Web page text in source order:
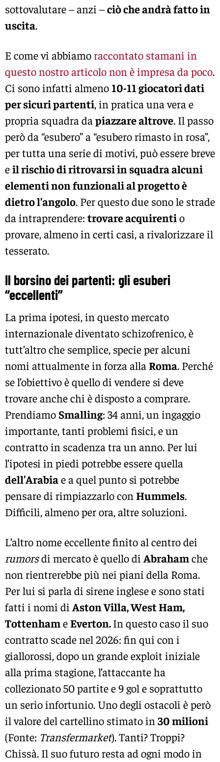
sottovalutare – anzi –ciò che andrà fatto in
uscita.
E come vi abbiamoraccontato stamani in
questo nostro articolo non è impresa da poco.
Ci sono infatti almeno 10-11 giocatori dati
per sicuri partenti, in pratica una vera e
propria squadra da piazzare altrove. Il passo
però da “esubero” a “esubero rimasto in rosa”,
per tutta una serie di motivi, può essere breve
eil rischio di ritrovarsi in squadra alcuni
elementi non funzionali al progetto è
dietro l’angolo. Per questo due sono le strade
da intraprendere: trovare acquirentio
provare, almeno in certi casi, a rivalorizzare il
tesserato.
Il borsino dei partenti: gli esuberi
“eccellenti”
La prima ipotesi, in questo mercato
internazionale diventato schizofrenico, è
tutt’altro che semplice, specie per alcuni
nomi attualmente in forza alla Roma. Perché
se l’obiettivo è quello di vendere si deve
trovare anche chi è disposto a comprare.
Prendiamo Smalling: 34 anni, un ingaggio
importante, tanti problemi fisici, e un
contratto in scadenza tra un anno. Per lui
l’ipotesi in piedi potrebbe essere quella
dell’Arabiae a quel punto si potrebbe
pensare di rimpiazzarlo con Hummels.
Difficili, almeno per ora, altre soluzioni.
L’altro nome eccellente finito al centro dei
rumorsdi mercato è quello di Abrahamche
non rientrerebbe più nei piani della Roma.
Per lui si parla di sirene inglese e sono stati
fatti i nomi di Aston Villa, West Ham,
TottenhameEverton.In questo caso il suo
contratto scade nel 2026: fin qui con i
giallorossi, dopo un grande exploit iniziale
alla prima stagione, l’attaccante ha
collezionato 50 partite e 9 gol e soprattutto
un serio infortunio. Uno degli ostacoli è però
il valore del cartellino stimato in 30 milioni
(Fonte: Transfermarket). Tanti? Troppi?
Chissà. Il suo futuro resta ad ogni modo in